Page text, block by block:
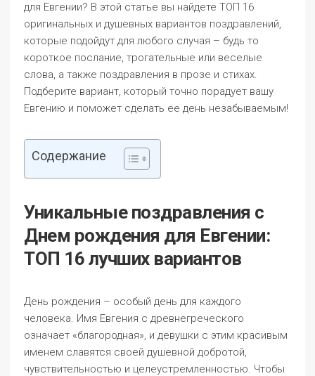
для Евгении? В этой статье вы найдете ТОП 16
оригинальных и душевных вариантов поздравлений,
которые подойдут для любого случая – будь то
короткое послание, трогательные или веселые
слова, а также поздравления в прозе и стихах.
Подберите вариант, который точно порадует вашу
Евгению и поможет сделать ее день незабываемым!
Содержание
Уникальные поздравления с
Днем рождения для Евгении:
ТОП 16 лучших вариантов
День рождения – особый день для каждого
человека. Имя Евгения с древнегреческого
означает «благородная», и девушки с этим красивым
именем славятся своей душевной добротой,
чувствительностью и целеустремленностью. Чтобы